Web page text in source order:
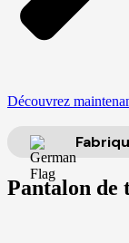
Découvrez
Pantalon de